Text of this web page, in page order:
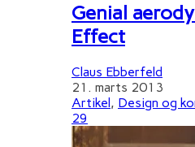
Genial
Effect
Claus Ebberfeld
21. marts 2013
Artikel, Design og
29